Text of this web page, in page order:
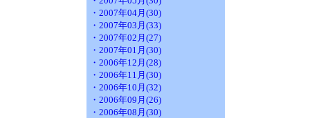
・2007年04月(30)
・2007年03月(33)
・2007年02月(27)
・2007年01月(30)
・2006年12月(28)
・2006年11月(30)
・2006年10月(32)
・2006年09月(26)
・2006年08月(30)